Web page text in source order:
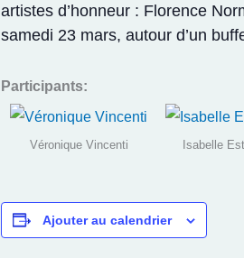
artistes d’honneur : Florence
samedi 23 mars, autour d’un
Participants:
Véronique Vincenti Isabelle
Ajouter au calendrier